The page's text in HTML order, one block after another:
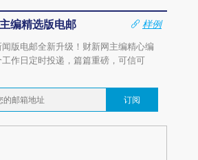
编精选版电邮
样例
闻版电邮全新升级！财新网主编精心编
作日定时投递，篇篇重磅，可信可
订阅